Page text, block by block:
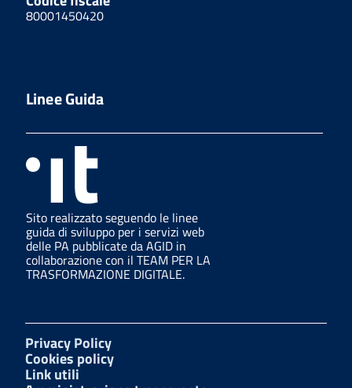
80001450420
Linee Guida
Sito realizzato seguendo le linee
guida di sviluppo per i servizi web
delle PA pubblicate da AGID in
collaborazione con il TEAM PER LA
TRASFORMAZIONE DIGITALE.
Privacy Policy
Cookies policy
Link utili